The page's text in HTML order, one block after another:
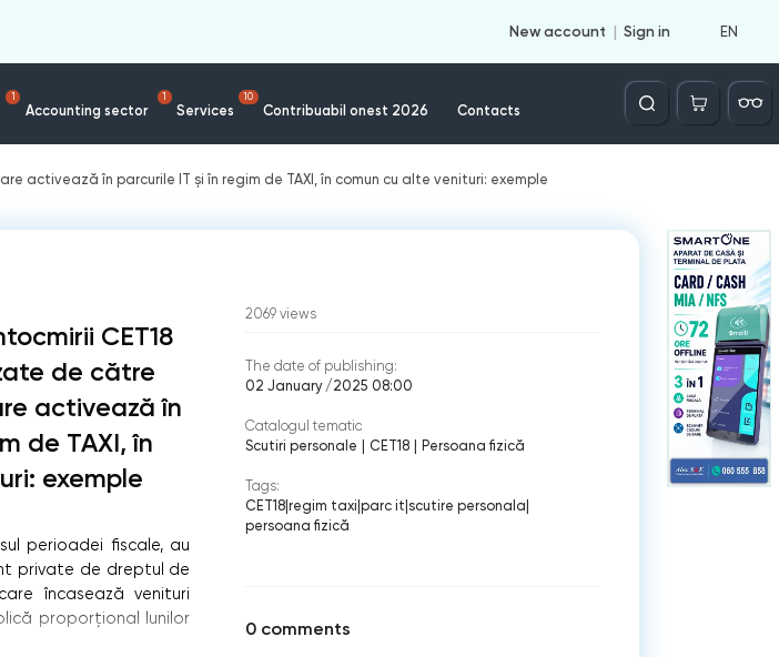
New account Sign in EN
1
Accounting sector
1
Services
10
Contribuabil onest 2026 Contacts
Căutare
activează în parcurile IT și în regim de TAXI, în comun cu alte venituri: exemple
CET18
de către
activează în
de TAXI, în
exemple
perioadei fiscale, au
private de dreptul de
încasează venituri
proporţional lunilor
2069 views
The date of publishing:
02 January /2025 08:00
Catalogul tematic
Scutiri personale
CET18 Persoana fizică
Tags:
CET18| regim taxi parc it scutire personala
persoana fizică
0 comments